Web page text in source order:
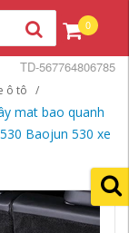
0
ô tô
mat bao quanh
Baojun 530 xe
TD-567764806785